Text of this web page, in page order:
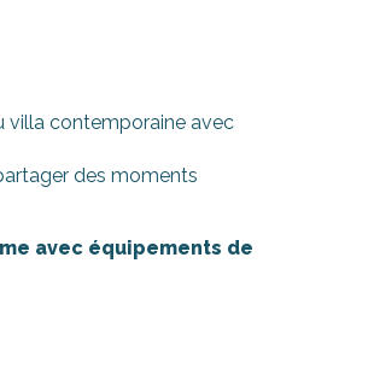
villa contemporaine avec
des moments
avec équipements de